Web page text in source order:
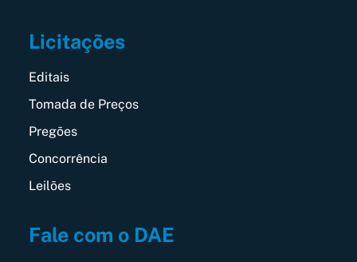
Licitações
Editais
Tomada de Preços
Pregões
Concorrência
Leilões
Fale com o DAE